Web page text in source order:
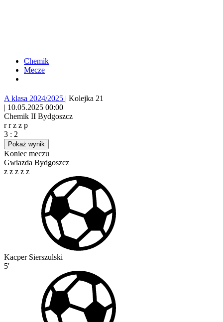
Chemik
Mecze
A klasa 2024/2025 | Kolejka 21
| 10.05.2025 00:00
Chemik II Bydgoszcz
rrz z p
3 : 2
Pokaż wynik
Koniec meczu
Gwiazda Bydgoszcz
z z z z z
Kacper Sierszulski
5'